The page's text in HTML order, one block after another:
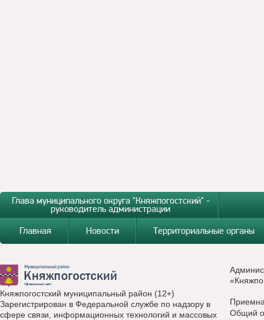
Глава муниципального округа "Княжпогостский" -
руководитель администрации
Главная
Новости Территориальные органы
Княжпогостский муниципальный район (12+)
Зарегистрирован в Федеральной службе по надзору в
сфере связи, информационных технологий и массовых
Общий